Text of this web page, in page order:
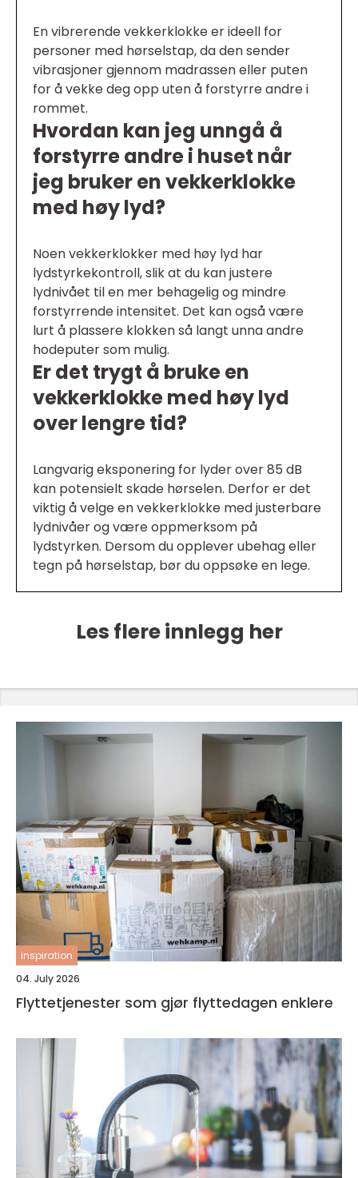
En vibrerende vekkerklokke er ideell for
personer med hørselstap, da den sender
vibrasjoner gjennom madrassen eller puten
for å vekke deg opp uten å forstyrre andre i
rommet.
Hvordan kan jeg unngå å
forstyrre andre i huset når
jeg bruker en vekkerklokke
med høy lyd?
Noen vekkerklokker med høy lyd har
lydstyrkekontroll, slik at du kan justere
lydnivået til en mer behagelig og mindre
forstyrrende intensitet. Det kan også være
lurt å plassere klokken så langt unna andre
hodeputer som mulig.
Er det trygt å bruke en
vekkerklokke med høy lyd
over lengre tid?
Langvarig eksponering for lyder over 85 dB
kan potensielt skade hørselen. Derfor er det
viktig å velge en vekkerklokke med justerbare
lydnivåer og være oppmerksom på
lydstyrken. Dersom du opplever ubehag eller
tegn på hørselstap, bør du oppsøke en lege.
Les flere innlegg her
inspiration
04. July 2026
Flyttetjenester som gjør flyttedagen enklere